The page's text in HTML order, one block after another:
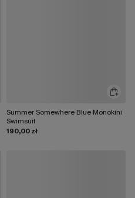
Summer Somewhere Blue Monokini
Swimsuit
190,00 zł